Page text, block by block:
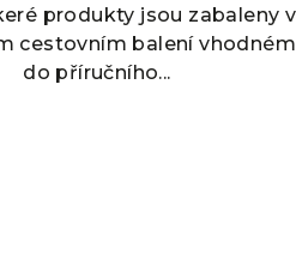
produkty jsou zabaleny v
cestovním balení vhodném
do příručního...